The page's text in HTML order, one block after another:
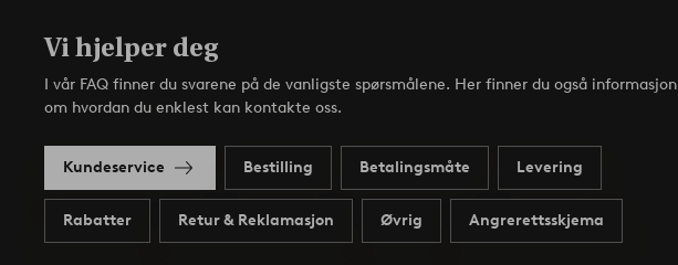
Vi hjelper deg
I vår FAQ finner du svarene på de vanligste spørsmålene. Her finner du også informasjon
om hvordan du enklest kan kontakte oss.
Kundeservice Bestilling Betalingsmåte Levering
Rabatter Retur & Reklamasjon Øvrig Angrerettsskjema